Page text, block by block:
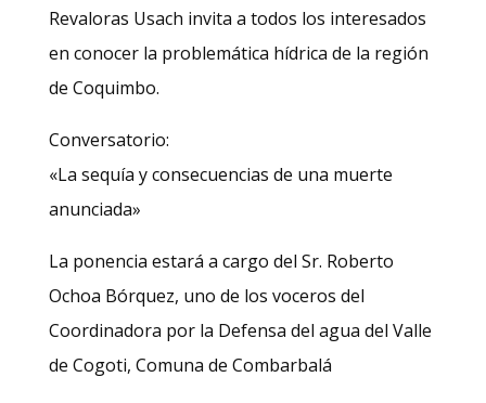
Revaloras Usach invita a todos los interesados
en conocer la problemática hídrica de la región
de Coquimbo.
Conversatorio:
«La sequía y consecuencias de una muerte
anunciada»
La ponencia estará a cargo del Sr. Roberto
Ochoa Bórquez, uno de los voceros del
Coordinadora por la Defensa del agua del Valle
de Cogoti, Comuna de Combarbalá